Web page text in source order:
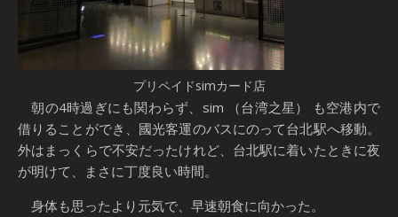
プリペイドsimカード店
朝の4時過ぎにも関わらず、sim （台湾之星） も空港内で
借りることができ、國光客運のバスにのって台北駅へ移動。
外はまっくらで不安だったけれど、台北駅に着いたときに夜
が明けて、まさに丁度良い時間。
身体も思ったより元気で、早速朝食に向かった。